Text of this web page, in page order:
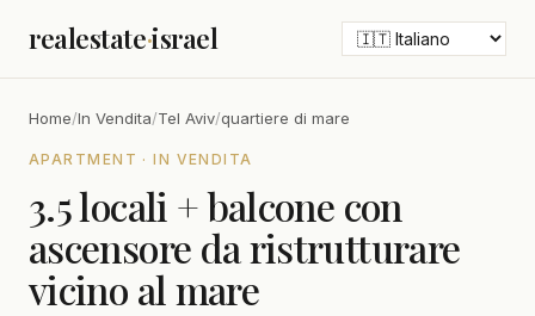
realestate·israel
Home/In Vendita/Tel Aviv/quartiere di mare
APARTMENT · IN VENDITA
3.5 locali + balcone con
ascensore da ristrutturare
vicino al mare